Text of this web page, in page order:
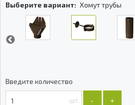
Выберите вариант: Хомут трубы
Введите количество
шт. +
-